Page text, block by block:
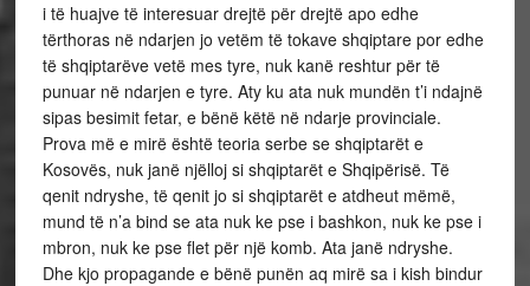
i të huajve të interesuar drejtë për drejtë apo edhe
tërthoras në ndarjen jo vetëm të tokave shqiptare por edhe
të shqiptarëve vetë mes tyre, nuk kanë reshtur për të
punuar në ndarjen e tyre. Aty ku ata nuk mundën t’i ndajnë
sipas besimit fetar, e bënë këtë në ndarje provinciale.
Prova më e mirë është teoria serbe se shqiptarët e
Kosovës, nuk janë njëlloj si shqiptarët e Shqipërisë. Të
qenit ndryshe, të qenit jo si shqiptarët e atdheut mëmë,
mund të n’a bind se ata nuk ke pse i bashkon, nuk ke pse i
mbron, nuk ke pse flet për një komb. Ata janë ndryshe.
Dhe kjo propagande e bënë punën aq mirë sa i kish bindur